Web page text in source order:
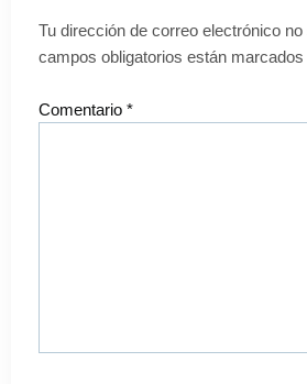
Tu dirección de correo electrónico
campos obligatorios están
Comentario *